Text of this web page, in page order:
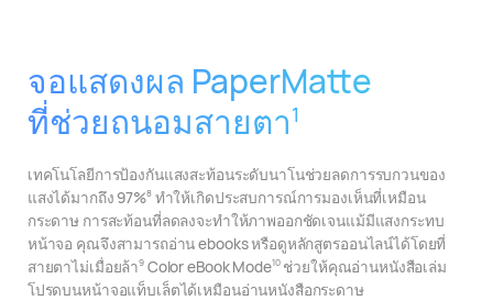
จอแสดงผล PaperMatte
ที่ช่วยถนอมสายตา1
เทคโนโลยีการป้องกันแสงสะท้อนระดับนาโนช่วยลดการรบกวนของ
แสงได้มากถึง 97%8ทําให้เกิดประสบการณ์การมองเห็นที่เหมือน
กระดาษ การสะท้อนที่ลดลงจะทําให้ภาพออกชัดเจนแม้มีแสงกระทบ
หน้าจอ คุณจึงสามารถอ่าน ebooks หรือดูหลักสูตรออนไลน์ได้โดยที่
สายตาไม่เมื่อยล้า9 Color eBook Mode10ช่วยให้คุณอ่านหนังสือเล่ม
โปรดบนหน้าจอแท็บเล็ตได้เหมือนอ่านหนังสือกระดาษ